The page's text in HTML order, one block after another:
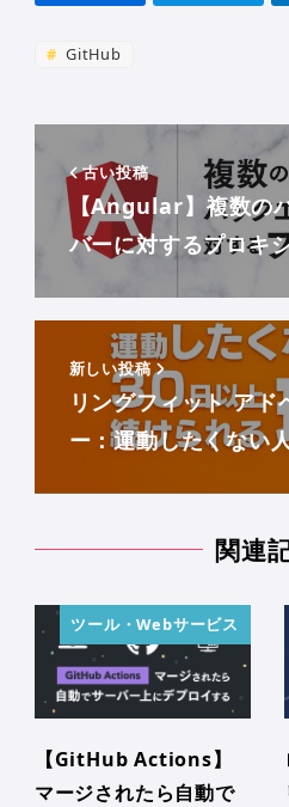
GitHub
古い投稿
【Angular】複数の
バーに対するプロキ
新しい投稿
リングフィット アド
ー：運動したくない
関連
ツール・Webサービス
【GitHub Actions】
マージされたら自動で